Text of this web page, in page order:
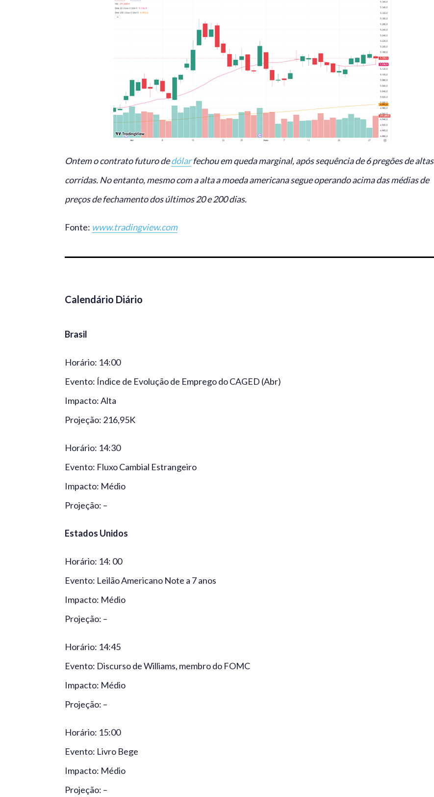
Ontem o contrato futuro dedólarfechou em queda marginal, após sequência de 6 pregões de altas
corridas. No entanto, mesmo com a alta a moeda americana segue operando acima das médias de
preços de fechamento dos últimos 20 e 200 dias.
Fonte: www.tradingview.com
Calendário Diário
Brasil
Horário: 14:00
Evento: Índice de Evolução de Emprego do CAGED (Abr)
Impacto: Alta
Projeção: 216,95K
Horário: 14:30
Evento: Fluxo Cambial Estrangeiro
Impacto: Médio
Projeção: –
Estados Unidos
Horário: 14: 00
Evento: Leilão Americano Note a 7 anos
Impacto: Médio
Projeção: –
Horário: 14:45
Evento: Discurso de Williams, membro do FOMC
Impacto: Médio
Projeção: –
Horário: 15:00
Evento: Livro Bege
Impacto: Médio
Projeção: –